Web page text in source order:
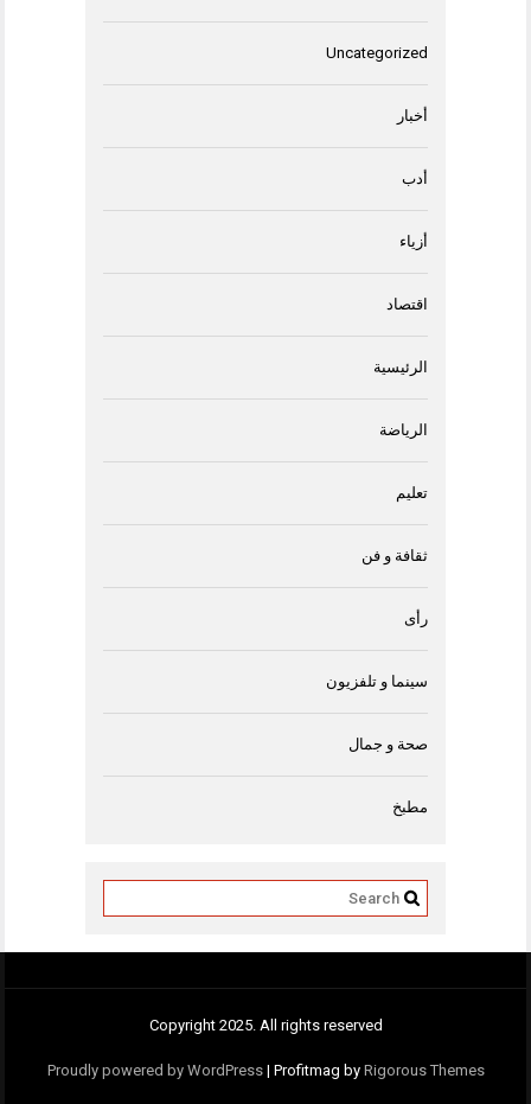
Uncategorized
أخبار
أدب
أزياء
اقتصاد
الرئيسية
الرياضة
تعليم
ثقافة و فن
رأى
سينما و تلفزيون
صحة و جمال
مطبخ
Copyright 2025. All rights reserved
Proudly powered by WordPress | Profitmag by Rigorous Themes